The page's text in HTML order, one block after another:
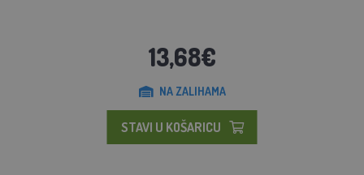
13,68€
NA ZALIHAMA
STAVI U KOŠARICU